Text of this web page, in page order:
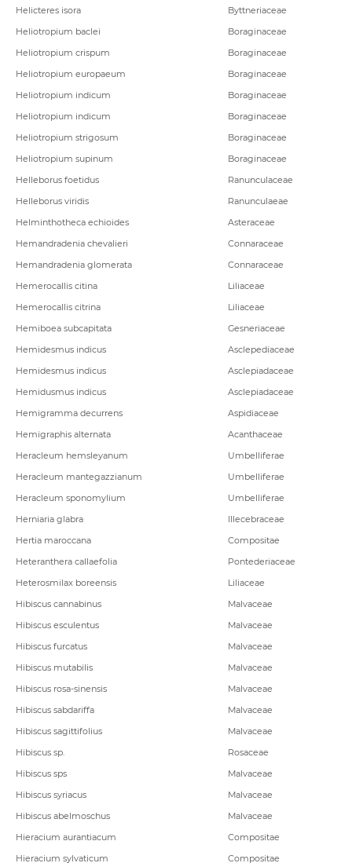
Helicteres isora
Byttneriaceae
Heliotropium baclei
Boraginaceae
Heliotropium crispum
Boraginaceae
Heliotropium europaeum
Boraginaceae
Heliotropium indicum
Boraginaceae
Heliotropium indicum
Boraginaceae
Heliotropium strigosum
Boraginaceae
Heliotropium supinum
Boraginaceae
Helleborus foetidus
Ranunculaceae
Helleborus viridis
Ranunculaeae
Helminthotheca echioides
Asteraceae
Hemandradenia chevalieri
Connaraceae
Hemandradenia glomerata
Connaraceae
Hemerocallis citina
Liliaceae
Hemerocallis citrina
Liliaceae
Hemiboea subcapitata
Gesneriaceae
Hemidesmus indicus
Asclepediaceae
Hemidesmus indicus
Asclepiadaceae
Hemidusmus indicus
Asclepiadaceae
Hemigramma decurrens
Aspidiaceae
Hemigraphis alternata
Acanthaceae
Heracleum hemsleyanum
Umbelliferae
Heracleum mantegazzianum
Umbelliferae
Heracleum sponomylium
Umbelliferae
Herniaria glabra
Illecebraceae
Hertia maroccana
Compositae
Heteranthera callaefolia
Pontederiaceae
Heterosmilax boreensis
Liliaceae
Hibiscus cannabinus
Malvaceae
Hibiscus esculentus
Malvaceae
Hibiscus furcatus
Malvaceae
Hibiscus mutabilis
Malvaceae
Hibiscus rosa-sinensis
Malvaceae
Hibiscus sabdariffa
Malvaceae
Hibiscus sagittifolius
Malvaceae
Hibiscus sp.
Rosaceae
Hibiscus sps
Malvaceae
Hibiscus syriacus
Malvaceae
Hibiscus abelmoschus
Malvaceae
Hieracium aurantiacum
Compositae
Hieracium sylvaticum
Compositae